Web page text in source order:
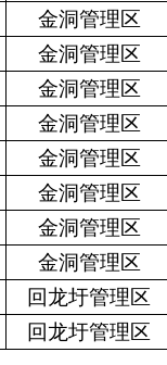
金洞管理区
金洞管理区
金洞管理区
金洞管理区
金洞管理区
金洞管理区
金洞管理区
金洞管理区
回龙圩管理区
回龙圩管理区